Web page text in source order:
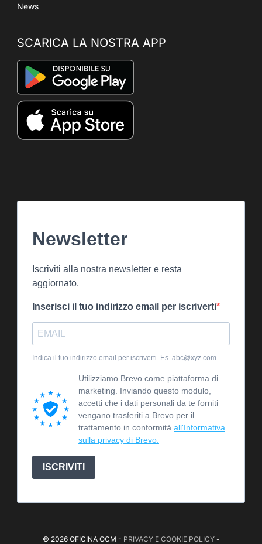
News
SCARICA LA NOSTRA APP
Newsletter
Iscriviti alla nostra newsletter e resta
aggiornato.
Inserisci il tuo indirizzo email per iscriverti
Indica il tuo indirizzo email per iscriverti. Es. abc@xyz.com
Utilizziamo Brevo come piattaforma di
marketing. Inviando questo modulo,
accetti che i dati personali da te forniti
vengano trasferiti a Brevo per il
trattamento in conformità all'Informativa
sulla privacy di Brevo.
ISCRIVITI
© 2026 OFICINA OCM - PRIVACY E COOKIE POLICY-